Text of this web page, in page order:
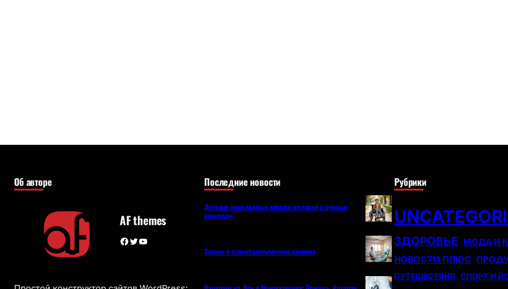
Об авторе
AF themes
Facebook Twitter YouTube
Последние новости
Детские инвалидные кресла-коляски с ручным
приводом
Запись в стоматологическую клинику
Рубрики
ЗДОРОВЬЕ МОДА И
НОВОСТИ ПЛЮС
ПУТЕШЕСТВИЯ СПОРТ И